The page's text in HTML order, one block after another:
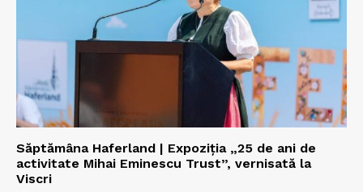
Săptămâna Haferland | Expoziţia „25 de ani de
activitate Mihai Eminescu Trust”, vernisată la
Viscri